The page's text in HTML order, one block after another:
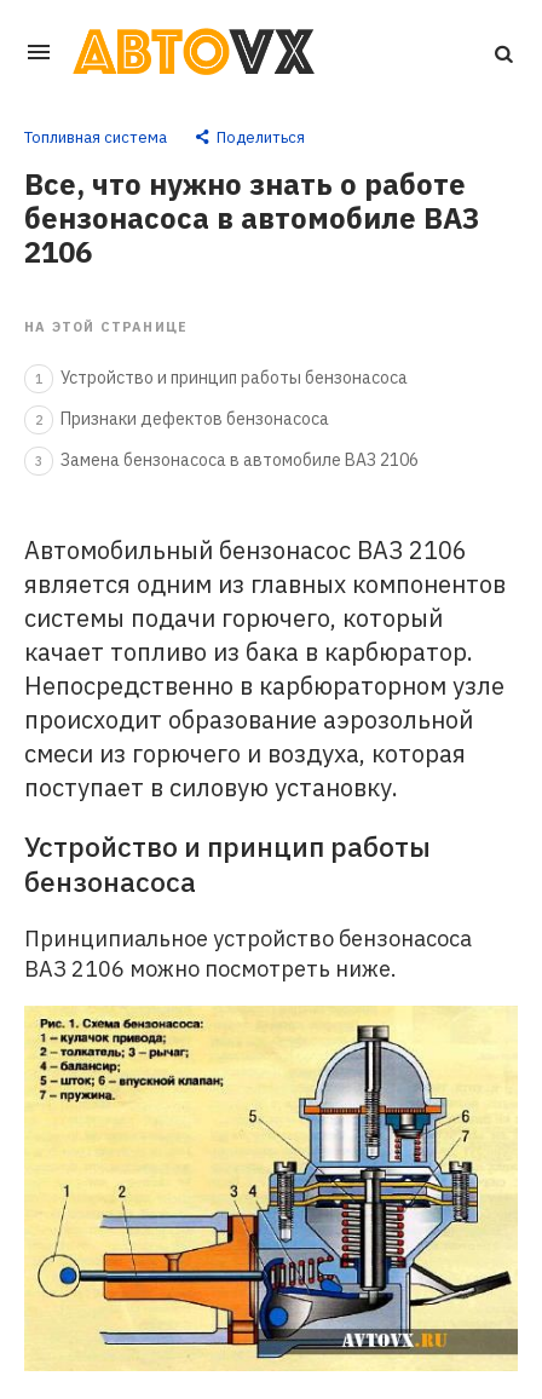
Перейти
контенту
Топливная система Поделиться
Все, что нужно знать о работе
бензонасоса в автомобиле ВАЗ
2106
НА ЭТОЙ СТРАНИЦЕ
1 Устройство и принцип работы бензонасоса
2 Признаки дефектов бензонасоса
3 Замена бензонасоса в автомобиле ВАЗ 2106
Автомобильный бензонасос ВАЗ 2106
является одним из главных компонентов
системы подачи горючего, который
качает топливо из бака в карбюратор.
Непосредственно в карбюраторном узле
происходит образование аэрозольной
смеси из горючего и воздуха, которая
поступает в силовую установку.
Устройство и принцип работы
бензонасоса
Принципиальное устройство бензонасоса
ВАЗ 2106 можно посмотреть ниже.